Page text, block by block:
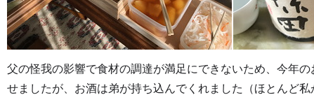
父の怪我の影響で食材の調達が満足にできないため、今年
せましたが、お酒は弟が持ち込んでくれました（ほとんど私